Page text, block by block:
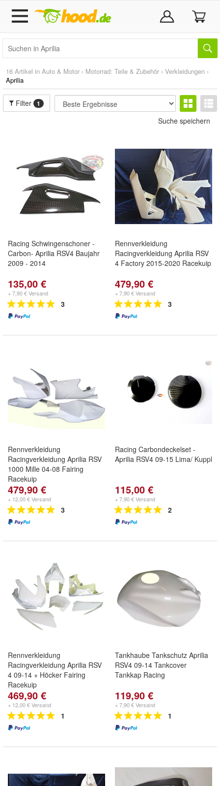
16 Artikel in Auto & Motor › Motorrad: Teile & Zubehör › Verkleidungen ›
Aprilia
Filter 1
Suche speichern
Racing Schwingenschoner -
Carbon- Aprilia RSV4 Baujahr
2009 - 2014
135,00 €
+ 7,90 € Versand
3
Rennverkleidung
Racingverkleidung Aprilia RSV
4 Factory 2015-2020 Racekuip
479,90 €
+ 7,90 € Versand
3
Rennverkleidung
Racingverkleidung Aprilia RSV
1000 Mille 04-08 Fairing
Racekuip
479,90 €
+ 12,00 € Versand
3
Racing Carbondeckelset -
Aprilia RSV4 09-15 Lima/ Kuppl
115,00 €
+ 7,90 € Versand
2
Rennverkleidung
Racingverkleidung Aprilia RSV
4 09-14 + Höcker Fairing
Racekuip
469,90 €
+ 12,00 € Versand
1
Tankhaube Tankschutz Aprilia
RSV4 09-14 Tankcover
Tankkap Racing
119,90 €
+ 7,90 € Versand
1